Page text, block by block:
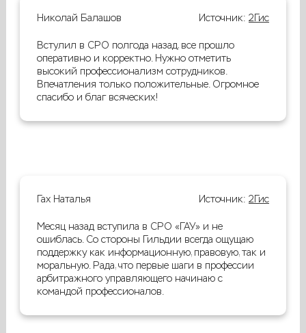
Николай Балашов Источник:2Гис
Встулил в СРО полгода назад, все прошло
оперативно и корректно. Нужно отметить
высокий профессионализм сотрудников.
Впечатления только положительные. Огромное
спасибо и благ всяческих!
Гах Наталья Источник:2Гис
Месяц назад вступила в СРО «ГАУ» и не
ошиблась. Со стороны Гильдии всегда ощущаю
поддержку как информационную, правовую, так и
моральную. Рада, что первые шаги в профессии
арбитражного управляющего начинаю с
командой профессионалов.